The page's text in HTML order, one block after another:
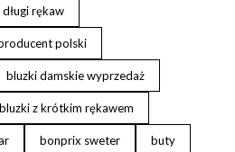
rękaw
polski
bluzki damskie wyprzedaż
bluzki z krótkim rękawem
bonprix sweter buty